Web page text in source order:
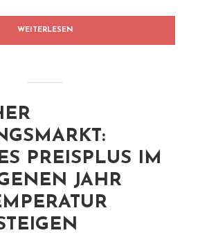
WEITERLESEN
PREISPLUS IM
JAHR